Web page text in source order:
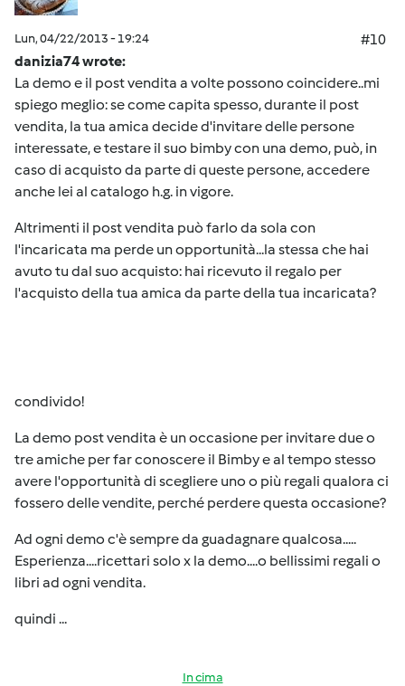
Lun, 04/22/2013 - 19:24
#10
danizia74 wrote:
La demo e il post vendita a volte possono coincidere..mi
spiego meglio: se come capita spesso, durante il post
vendita, la tua amica decide d'invitare delle persone
interessate, e testare il suo bimby con una demo, può, in
caso di acquisto da parte di queste persone, accedere
anche lei al catalogo h.g. in vigore.
Altrimenti il post vendita può farlo da sola con
l'incaricata ma perde un opportunità...la stessa che hai
avuto tu dal suo acquisto: hai ricevuto il regalo per
l'acquisto della tua amica da parte della tua incaricata?
condivido!
La demo post vendita è un occasione per invitare due o
tre amiche per far conoscere il Bimby e al tempo stesso
avere l'opportunità di scegliere uno o più regali qualora ci
fossero delle vendite, perché perdere questa occasione?
Ad ogni demo c'è sempre da guadagnare qualcosa.....
Esperienza....ricettari solo x la demo....o bellissimi regali o
libri ad ogni vendita.
quindi ...
In cima